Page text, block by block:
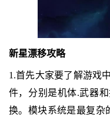
新星漂移攻略
1.首先大家要了解游戏
件，分别是机体.武器
换。模块系统是最复杂